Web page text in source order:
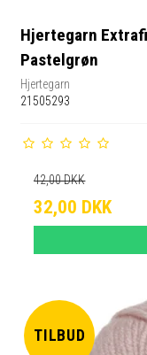
Hjertegarn
Pastelgrøn
Hjertegarn
21505293
42,00 DKK
32,00 DKK
TILBUD